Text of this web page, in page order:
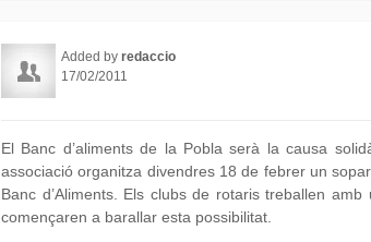
Added by redaccio
17/02/2011
El Banc d’aliments de la Pobla serà la causa
associació organitza divendres 18 de febrer un
Banc d’Aliments. Els clubs de rotaris treballen
començaren a barallar esta possibilitat.